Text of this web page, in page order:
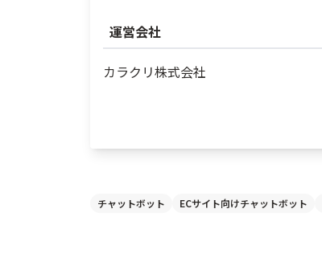
運営会社
カラクリ株式会社
チャットボット ECサイト向けチャットボット